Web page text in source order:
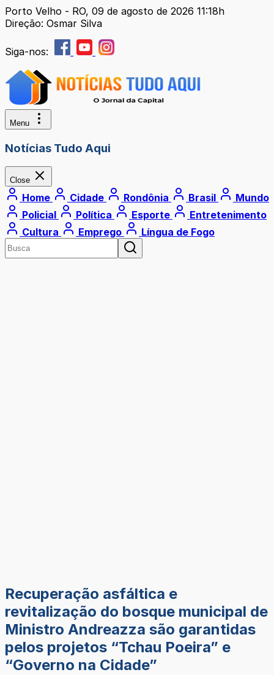
Porto Velho - RO, 09 de agosto de 2026 11:18h
Direção: Osmar Silva
Siga-nos:
Menu
Notícias Tudo Aqui
Close
Home Cidade Rondônia Brasil
Mundo
Policial
Política Esporte
Entretenimento
Cultura
Emprego Língua de Fogo
Recuperação asfáltica e
revitalização do bosque municipal de
Ministro Andreazza são garantidas
pelos projetos “Tchau Poeira” e
“Governo na Cidade”